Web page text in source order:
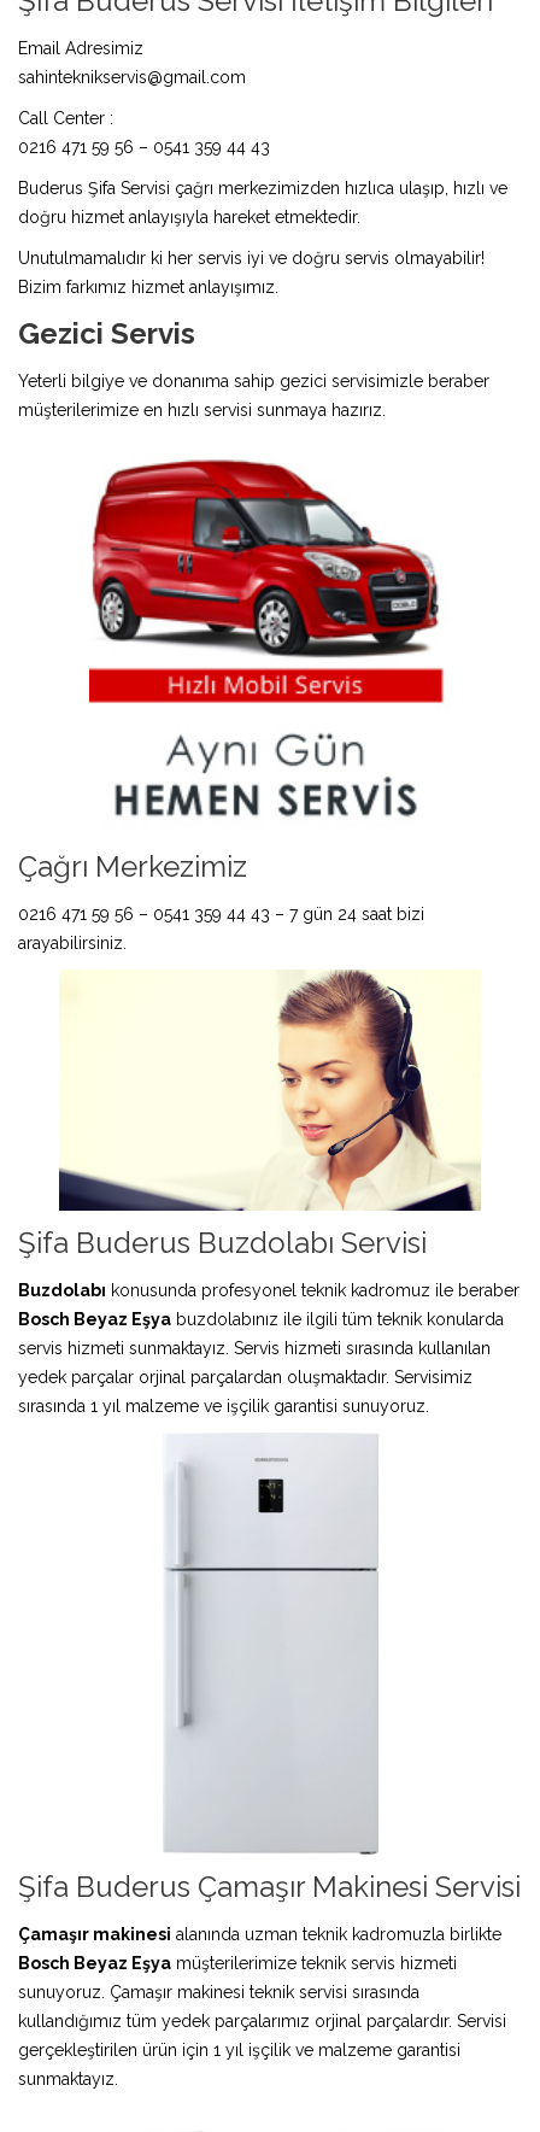
Email Adresimiz
sahinteknikservis@gmail.com
Call Center :
0216 471 59 56 – 0541 359 44 43
Buderus Şifa Servisi çağrı merkezimizden hızlıca ulaşıp, hızlı ve
doğru hizmet anlayışıyla hareket etmektedir.
Unutulmamalıdır ki her servis iyi ve doğru servis olmayabilir!
Bizim farkımız hizmet anlayışımız.
Gezici Servis
Yeterli bilgiye ve donanıma sahip gezici servisimizle beraber
müşterilerimize en hızlı servisi sunmaya hazırız.
Çağrı Merkezimiz
0216 471 59 56 – 0541 359 44 43 – 7 gün 24 saat bizi
arayabilirsiniz.
Şifa Buderus Buzdolabı Servisi
Buzdolabı konusunda profesyonel teknik kadromuz ile beraber
Bosch Beyaz Eşya buzdolabınız ile ilgili tüm teknik konularda
servis hizmeti sunmaktayız. Servis hizmeti sırasında kullanılan
yedek parçalar orjinal parçalardan oluşmaktadır. Servisimiz
sırasında 1 yıl malzeme ve işçilik garantisi sunuyoruz.
Şifa Buderus Çamaşır Makinesi Servisi
Çamaşır makinesi alanında uzman teknik kadromuzla birlikte
Bosch Beyaz Eşya müşterilerimize teknik servis hizmeti
sunuyoruz. Çamaşır makinesi teknik servisi sırasında
kullandığımız tüm yedek parçalarımız orjinal parçalardır. Servisi
gerçekleştirilen ürün için 1 yıl işçilik ve malzeme garantisi
sunmaktayız.